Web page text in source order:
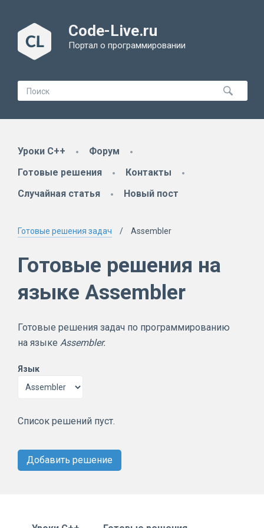
Code-Live.ru
Портал о программировании
Уроки C++
Форум
Готовые решения
Контакты
Случайная статья
Новый пост
Готовые решения задач Assembler
Готовые решения на
языке Assembler
Готовые решения задач по программированию
на языке Assembler.
Язык
Список решений пуст.
Добавить решение